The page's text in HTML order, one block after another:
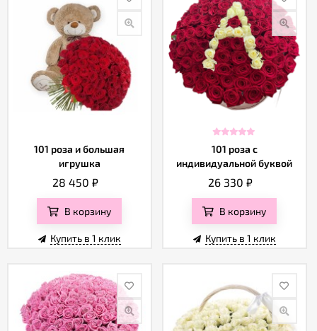
101 роза и большая
игрушка
28 450 ₽
В корзину
Купить в 1 клик
101 роза с
индивидуальной буквой
26 330 ₽
В корзину
Купить в 1 клик